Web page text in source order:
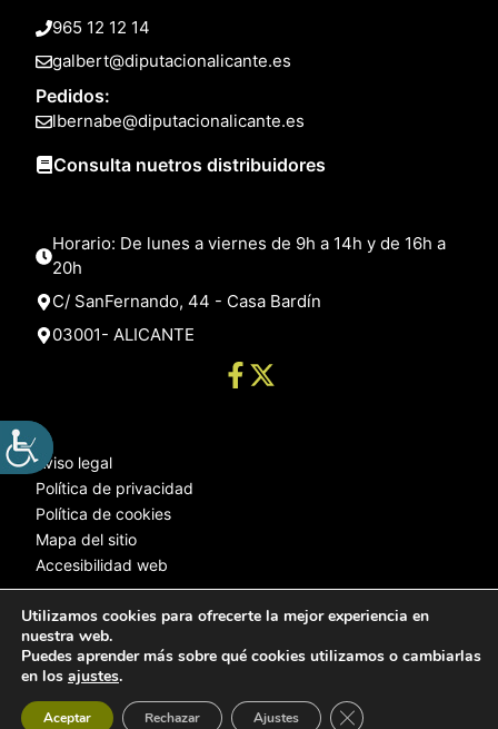
965 12 12 14
galbert@diputacionalicante.es
Pedidos:
lbernabe@diputacionalicante.es
Consulta nuetros distribuidores
Horario: De lunes a viernes de 9h a 14h y de 16h a
20h
C/ SanFernando, 44 - Casa Bardín
03001- ALICANTE
Aviso legal
Política de privacidad
Política de cookies
Mapa del sitio
Accesibilidad web
© 2025 Web desarrollada por el Servicio de Informática de Diputación
Utilizamos cookies para ofrecerte la mejor experiencia en
nuestra web.
Puedes aprender más sobre qué cookies utilizamos o cambiarlas
en los ajustes.
Aceptar Rechazar Ajustes Cerrar el banner de